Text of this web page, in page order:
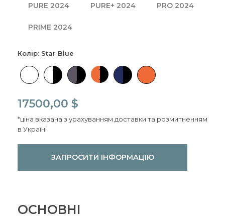
PURE 2024 PURE+ 2024 PRO 2024
PRIME 2024
Колір: Star Blue
17500,00 $
*ціна вказана з урахуванням доставки та розмитненням
в Україні
ЗАПРОСИТИ ІНФОРМАЦІЮ
ОСНОВНІ